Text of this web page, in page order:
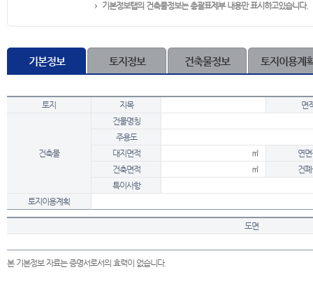
기본정보탭의 건축물정보는 총괄표제부 내용만 표시하고있습니다.
기본정보 토지정보 건축물정보 토지이용계
토지 지목 면
건축물
건물명칭
주용도
대지면적
㎡
연
건축면적
㎡
건
특이사항
토지이용계획
도면
본 기본정보 자료는 증명서로서의 효력이 없습니다.